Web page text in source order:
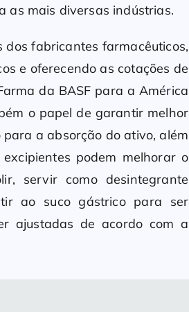
as mais diversas indústrias.
fabricantes farmacêuticos,
e oferecendo as cotações de
da BASF para a América
o papel de garantir melhor
a absorção do ativo, além
podem melhorar o
servir como desintegrante
ao suco gástrico para ser
ajustadas de acordo com a